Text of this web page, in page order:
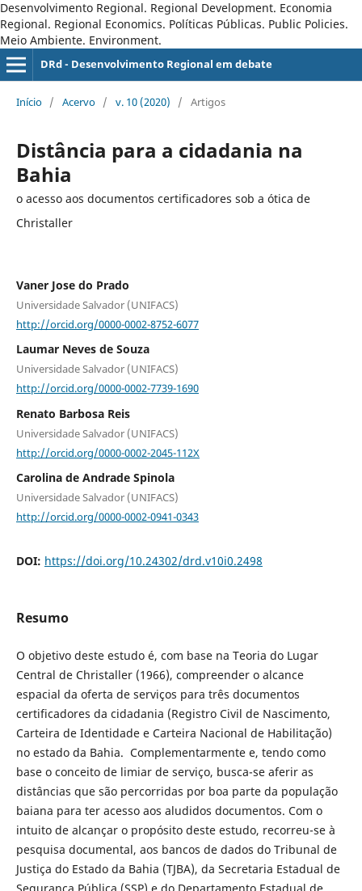
Desenvolvimento Regional. Regional Development. Economia
Regional. Regional Economics. Políticas Públicas. Public Policies.
Meio Ambiente. Environment.
DRd - Desenvolvimento Regional em debate
Início / Acervo / v. 10 (2020) / Artigos
Distância para a cidadania na
Bahia
o acesso aos documentos certificadores sob a ótica de
Christaller
Vaner Jose do Prado
Universidade Salvador (UNIFACS)
http://orcid.org/0000-0002-8752-6077
Laumar Neves de Souza
Universidade Salvador (UNIFACS)
http://orcid.org/0000-0002-7739-1690
Renato Barbosa Reis
Universidade Salvador (UNIFACS)
http://orcid.org/0000-0002-2045-112X
Carolina de Andrade Spinola
Universidade Salvador (UNIFACS)
http://orcid.org/0000-0002-0941-0343
DOI: https://doi.org/10.24302/drd.v10i0.2498
Resumo
O objetivo deste estudo é, com base na Teoria do Lugar
Central de Christaller (1966), compreender o alcance
espacial da oferta de serviços para três documentos
certificadores da cidadania (Registro Civil de Nascimento,
Carteira de Identidade e Carteira Nacional de Habilitação)
no estado da Bahia. Complementarmente e, tendo como
base o conceito de limiar de serviço, busca-se aferir as
distâncias que são percorridas por boa parte da população
baiana para ter acesso aos aludidos documentos. Com o
intuito de alcançar o propósito deste estudo, recorreu-se à
pesquisa documental, aos bancos de dados do Tribunal de
Justiça do Estado da Bahia (TJBA), da Secretaria Estadual de